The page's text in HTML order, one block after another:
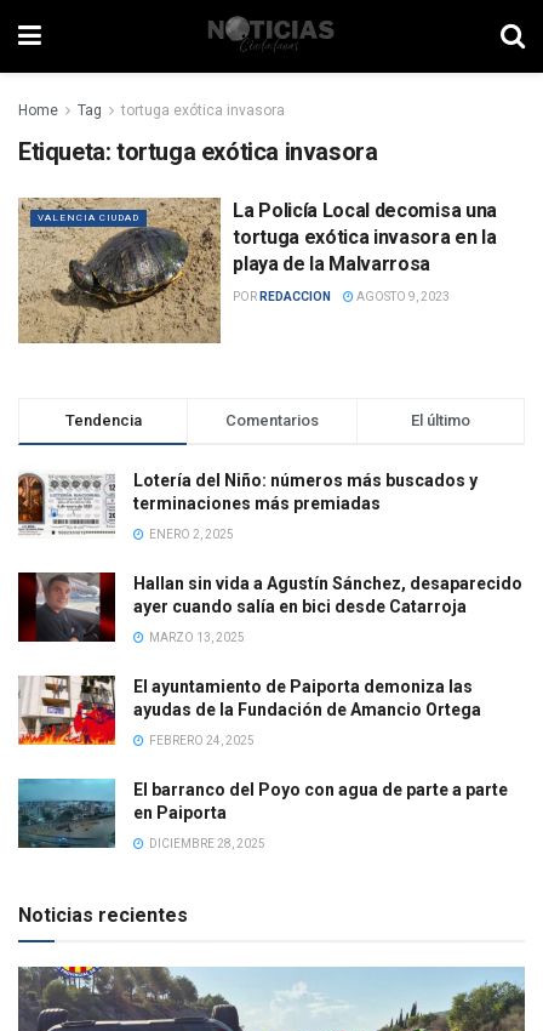
Home Tag tortuga exótica invasora
Etiqueta: tortuga exótica invasora
VALENCIA CIUDAD
La Policía Local decomisa una
tortuga exótica invasora en la
playa de la Malvarrosa
POR REDACCION AGOSTO 9, 2023
Tendencia Comentarios El último
Lotería del Niño: números más buscados y
terminaciones más premiadas
ENERO 2, 2025
Hallan sin vida a Agustín Sánchez, desaparecido
ayer cuando salía en bici desde Catarroja
MARZO 13, 2025
El ayuntamiento de Paiporta demoniza las
ayudas de la Fundación de Amancio Ortega
FEBRERO 24, 2025
El barranco del Poyo con agua de parte a parte
en Paiporta
DICIEMBRE 28, 2025
Noticias recientes